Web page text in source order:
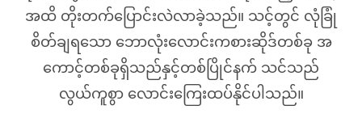
အထိ တိုးတက်ပြောင်းလဲလာခဲ့သည်။ သင့်တွင် လုံခြုံ
စိတ်ချရသော ဘောလုံးလောင်းကစားဆိုဒ်တစ်ခု အ
ကောင့်တစ်ခုရှိသည်နှင့်တစ်ပြိုင်နက် သင်သည်
လွယ်ကူစွာ လောင်းကြေးထပ်နိုင်ပါသည်။